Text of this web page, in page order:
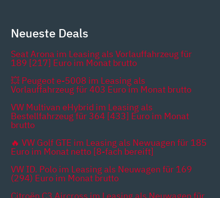
Neueste Deals
Seat Arona im Leasing als Vorlauffahrzeug für
189 [217] Euro im Monat brutto
💥 Peugeot e-5008 im Leasing als
Vorlauffahrzeug für 403 Euro im Monat brutto
VW Multivan eHybrid im Leasing als
Bestellfahrzeug für 364 [433] Euro im Monat
brutto
🔥 VW Golf GTE im Leasing als Newuagen für 185
Euro im Monat netto [8-fach bereift]
VW ID. Polo im Leasing als Neuwagen für 169
(294) Euro im Monat brutto